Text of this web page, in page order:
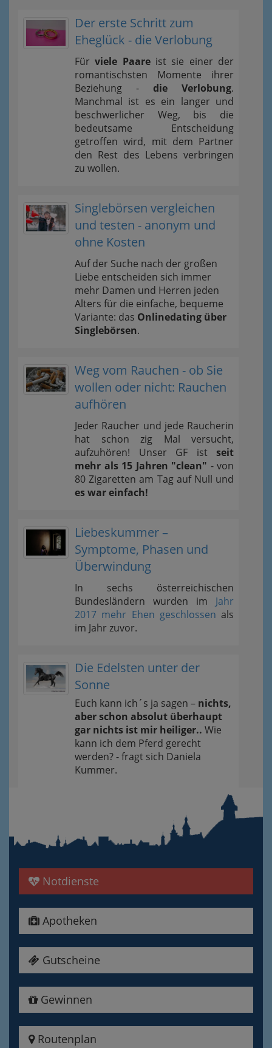
Der erste Schritt zum
Eheglück - die Verlobung
Fürviele Paareist sie einer der
romantischsten Momente ihrer
Beziehung - die Verlobung.
Manchmal ist es ein langer und
beschwerlicher Weg, bis die
bedeutsame Entscheidung
getroffen wird, mit dem Partner
den Rest des Lebens verbringen
zu wollen.
Singlebörsen vergleichen
und testen - anonym und
ohne Kosten
Auf der Suche nach der großen
Liebe entscheiden sich immer
mehr Damen und Herren jeden
Alters für die einfache, bequeme
Variante: das Onlinedating über
Singlebörsen.
Weg vom Rauchen - ob Sie
wollen oder nicht: Rauchen
aufhören
Jeder Raucher und jede Raucherin
hat schon zig Mal versucht,
aufzuhören! Unser GF ist seit
mehr als 15 Jahren "clean" - von
80 Zigaretten am Tag auf Null und
es war einfach!
Liebeskummer –
Symptome, Phasen und
Überwindung
In sechs österreichischen
Bundesländern wurden im Jahr
2017 mehr Ehen geschlossen als
im Jahr zuvor.
Die Edelsten unter der
Sonne
Euch kann ich´s ja sagen – nichts,
aber schon absolut überhaupt
gar nichts ist mir heiliger.. Wie
kann ich dem Pferd gerecht
werden? - fragt sich Daniela
Kummer.
Notdienste
Apotheken
Gutscheine
Gewinnen
Routenplan